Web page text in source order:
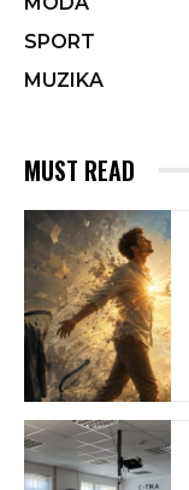
SPORT
MUZIKA
MUST READ